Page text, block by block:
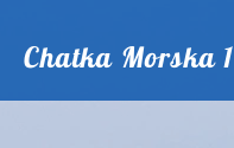
Chatka Morska 1